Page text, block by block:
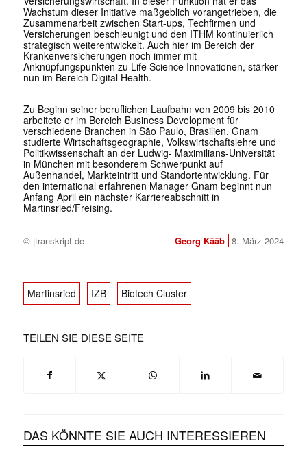
Wachstum dieser Initiative maßgeblich vorangetrieben, die
Zusammenarbeit zwischen Start-ups, Techfirmen und
Versicherungen beschleunigt und den ITHM kontinuierlich
strategisch weiterentwickelt. Auch hier im Bereich der
Krankenversicherungen noch immer mit
Anknüpfungspunkten zu Life Science Innovationen, stärker
nun im Bereich Digital Health.
Zu Beginn seiner beruflichen Laufbahn von 2009 bis 2010
arbeitete er im Bereich Business Development für
verschiedene Branchen in São Paulo, Brasilien. Gnam
studierte Wirtschaftsgeographie, Volkswirtschaftslehre und
Politikwissenschaft an der Ludwig- Maximilians-Universität
in München mit besonderem Schwerpunkt auf
Außenhandel, Markteintritt und Standortentwicklung. Für
den international erfahrenen Manager Gnam beginnt nun
Anfang April ein nächster Karriereabschnitt in
Martinsried/Freising.
© |transkript.de Georg Kääb 8. März 2024
Martinsried IZB Biotech Cluster
TEILEN SIE DIESE SEITE
DAS KÖNNTE SIE AUCH INTERESSIEREN